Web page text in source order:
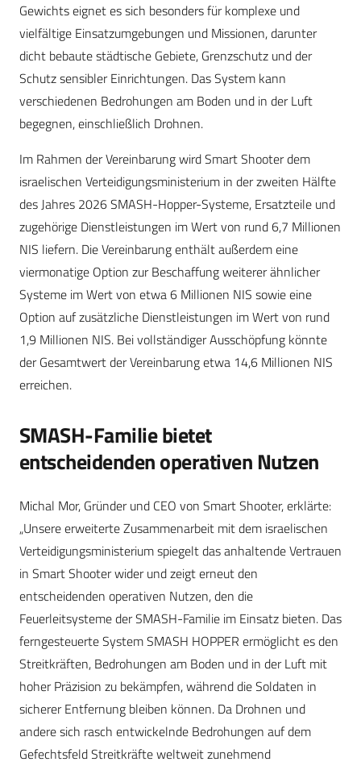
Gewichts eignet es sich besonders für komplexe und
vielfältige Einsatzumgebungen und Missionen, darunter
dicht bebaute städtische Gebiete, Grenzschutz und der
Schutz sensibler Einrichtungen. Das System kann
verschiedenen Bedrohungen am Boden und in der Luft
begegnen, einschließlich Drohnen.
Im Rahmen der Vereinbarung wird Smart Shooter dem
israelischen Verteidigungsministerium in der zweiten Hälfte
des Jahres 2026 SMASH-Hopper-Systeme, Ersatzteile und
zugehörige Dienstleistungen im Wert von rund 6,7 Millionen
NIS liefern. Die Vereinbarung enthält außerdem eine
viermonatige Option zur Beschaffung weiterer ähnlicher
Systeme im Wert von etwa 6 Millionen NIS sowie eine
Option auf zusätzliche Dienstleistungen im Wert von rund
1,9 Millionen NIS. Bei vollständiger Ausschöpfung könnte
der Gesamtwert der Vereinbarung etwa 14,6 Millionen NIS
erreichen.
SMASH-Familie bietet
entscheidenden operativen Nutzen
Michal Mor, Gründer und CEO von Smart Shooter, erklärte:
„Unsere erweiterte Zusammenarbeit mit dem israelischen
Verteidigungsministerium spiegelt das anhaltende Vertrauen
in Smart Shooter wider und zeigt erneut den
entscheidenden operativen Nutzen, den die
Feuerleitsysteme der SMASH-Familie im Einsatz bieten. Das
ferngesteuerte System SMASH HOPPER ermöglicht es den
Streitkräften, Bedrohungen am Boden und in der Luft mit
hoher Präzision zu bekämpfen, während die Soldaten in
sicherer Entfernung bleiben können. Da Drohnen und
andere sich rasch entwickelnde Bedrohungen auf dem
Gefechtsfeld Streitkräfte weltweit zunehmend